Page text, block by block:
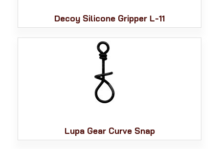
Decoy Silicone Gripper L-11
Lupa Gear Curve Snap